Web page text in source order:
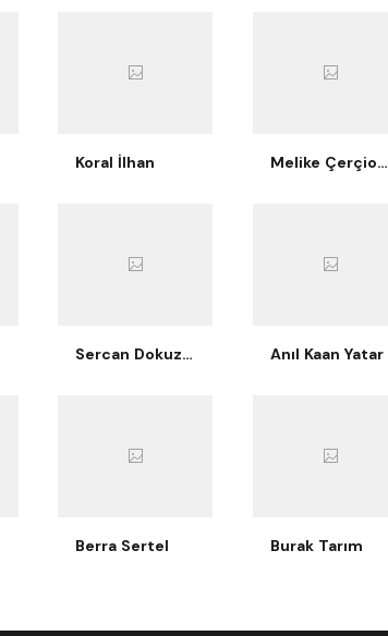
Koral İlhan Melike Çerçioğlu Bilgiç
Sercan Dokuzoğlu Anıl Kaan Yatar
Berra Sertel Burak Tarım